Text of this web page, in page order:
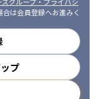
い、社内のルールや
ていくフェーズから
て大手企業との取引
は会員登録へお進みく
プ